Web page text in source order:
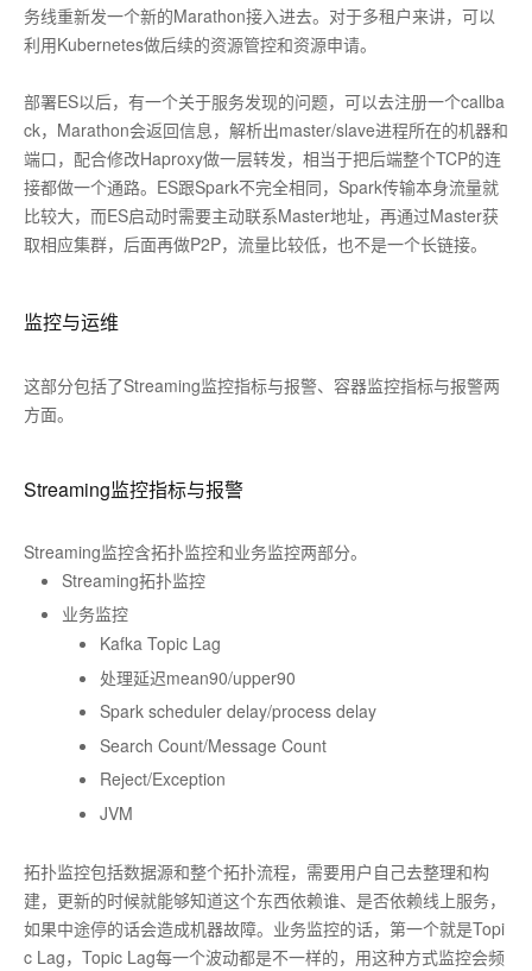
务线重新发一个新的Marathon接入进去。对于多租户来讲，可以
利用Kubernetes做后续的资源管控和资源申请。
部署ES以后，有一个关于服务发现的问题，可以去注册一个callba
ck，Marathon会返回信息，解析出master/slave进程所在的机器和
端口，配合修改Haproxy做一层转发，相当于把后端整个TCP的连
接都做一个通路。ES跟Spark不完全相同，Spark传输本身流量就
比较大，而ES启动时需要主动联系Master地址，再通过Master获
取相应集群，后面再做P2P，流量比较低，也不是一个长链接。
监控与运维
这部分包括了Streaming监控指标与报警、容器监控指标与报警两
方面。
Streaming监控指标与报警
Streaming监控含拓扑监控和业务监控两部分。
Streaming拓扑监控
业务监控
Kafka Topic Lag
处理延迟mean90/upper90
Spark scheduler delay/process delay
Search Count/Message Count
Reject/Exception
JVM
拓扑监控包括数据源和整个拓扑流程，需要用户自己去整理和构
建，更新的时候就能够知道这个东西依赖谁、是否依赖线上服务，
如果中途停的话会造成机器故障。业务监控的话，第一个就是Topi
c Lag，Topic Lag每一个波动都是不一样的，用这种方式监控会频